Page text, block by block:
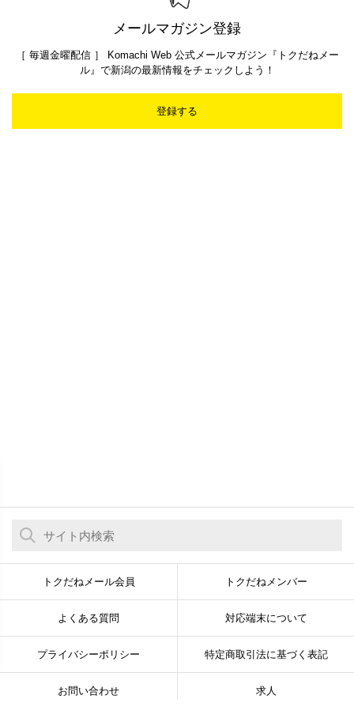
メールマガジン登録
［ 毎週金曜配信 ］ Komachi Web 公式メールマガジン『トクだねメー
ル』で新潟の最新情報をチェックしよう！
登録する
トクだねメール会員 トクだねメンバー
よくある質問 対応端末について
プライバシーポリシー 特定商取引法に基づく表記
お問い合わせ 求人